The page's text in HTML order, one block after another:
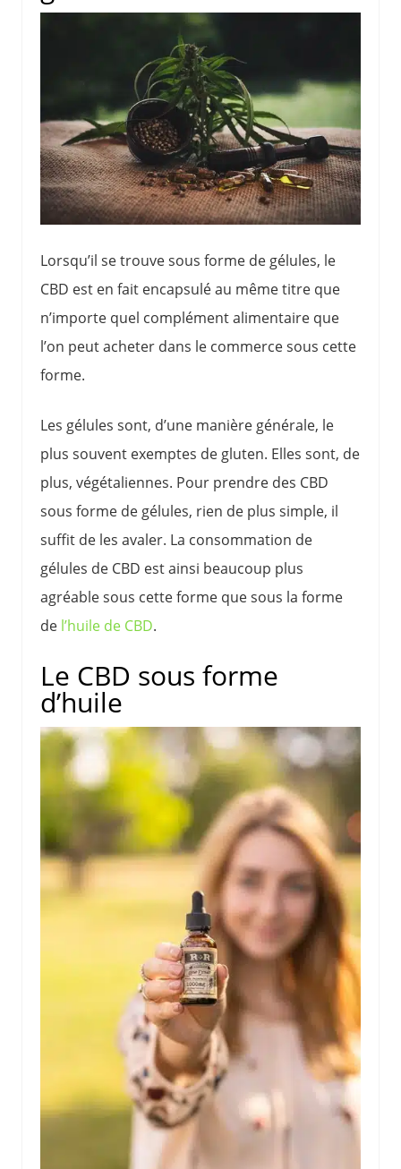
Lorsqu’il se trouve sous forme de gélules, le
CBD est en fait encapsulé au même titre que
n’importe quel complément alimentaire que
l’on peut acheter dans le commerce sous cette
forme.
Les gélules sont, d’une manière générale, le
plus souvent exemptes de gluten. Elles sont, de
plus, végétaliennes. Pour prendre des CBD
sous forme de gélules, rien de plus simple, il
suffit de les avaler. La consommation de
gélules de CBD est ainsi beaucoup plus
agréable sous cette forme que sous la forme
de l’huile de CBD.
Le CBD sous forme
d’huile